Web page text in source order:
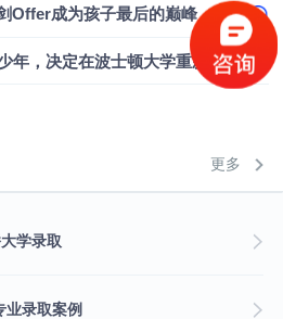
Offer成为孩子最后的巅峰
钟美美：那个13岁的模仿少年，决定在波士顿大学重新定义自己
更多
学录取
业录取案例